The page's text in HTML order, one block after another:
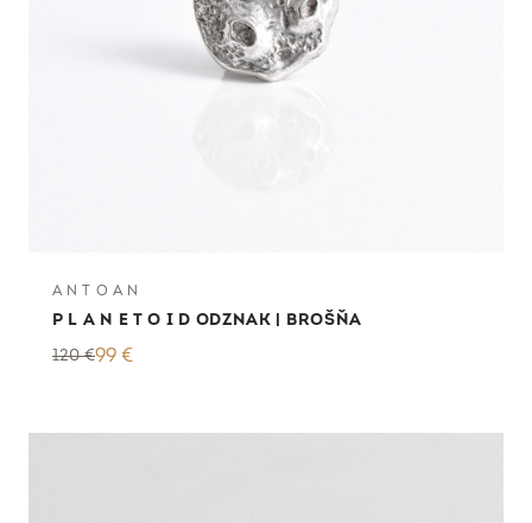
A N T O A N
P L A N E T O I D ODZNAK | BROŠŇA
120€99 €